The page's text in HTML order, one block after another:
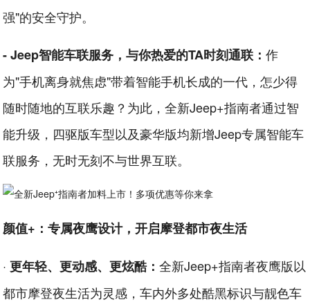
强"的安全守护。
- Jeep智能车联服务，与你热爱的TA时刻通联：作
为"手机离身就焦虑"带着智能手机长成的一代，怎少得
随时随地的互联乐趣？为此，全新Jeep+指南者通过智
能升级，四驱版车型以及豪华版均新增Jeep专属智能车
联服务，无时无刻不与世界互联。
颜值+：专属夜鹰设计，开启摩登都市夜生活
·更年轻、更动感、更炫酷：全新Jeep+指南者夜鹰版以
都市摩登夜生活为灵感，车内外多处酷黑标识与靓色车